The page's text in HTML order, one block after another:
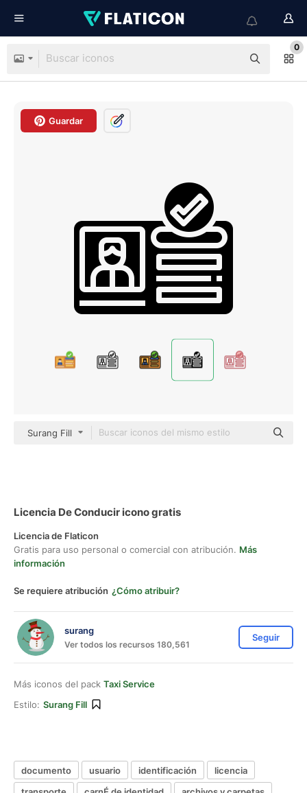
0
Guardar
Surang Fill
Licencia De Conducir icono gratis
Licencia de Flaticon
Gratis para uso personal o comercial con atribución. Más
información
Se requiere atribución ¿Cómo atribuir?
surang
Ver todos los recursos 180,561
Seguir
Más iconos del pack Taxi Service
Estilo: Surang Fill
documento usuario identificación
licencia